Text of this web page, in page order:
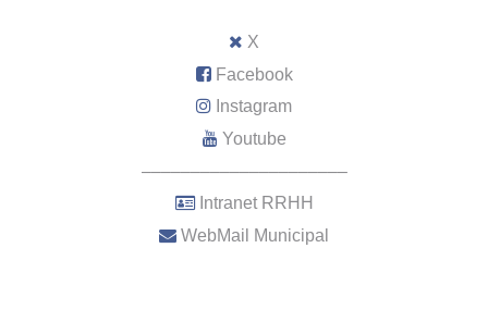
X
Facebook
Instagram
Youtube
–––––––––––––––––––––
Intranet RRHH
WebMail Municipal